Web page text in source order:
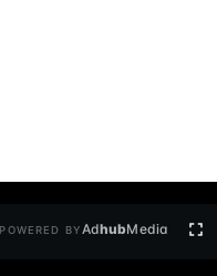
POWERED BYAdhubMedia